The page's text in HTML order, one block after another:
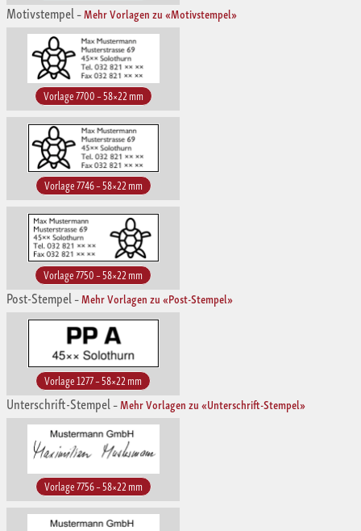
Motivstempel–Mehr Vorlagen zu «Motivstempel»
Vorlage 7700 – 58×22 mm
Vorlage 7746 – 58×22 mm
Vorlage 7750 – 58×22 mm
Post-Stempel–Mehr Vorlagen zu «Post-Stempel»
Vorlage 1277 – 58×22 mm
Unterschrift-Stempel–Mehr Vorlagen zu «Unterschrift-Stempel»
Vorlage 7756 – 58×22 mm